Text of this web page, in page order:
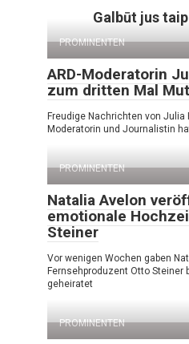
Galbūt jus
PROMINENTEN
ARD-Moderatorin
zum dritten Mal
Freudige Nachrichten von Julia
Moderatorin und Journalistin
PROMINENTEN
Natalia Avelon
emotionale
Steiner
Vor wenigen Wochen gaben
Fernsehproduzent Otto Steiner
geheiratet
PROMINENTEN